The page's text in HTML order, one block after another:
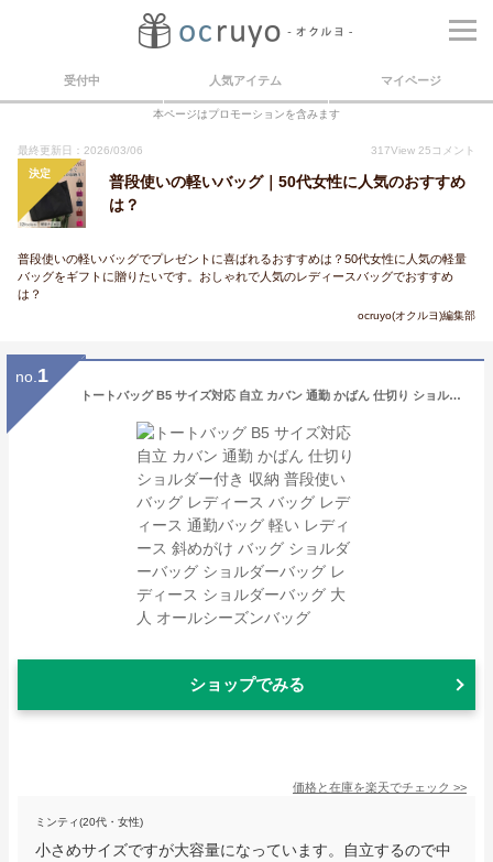
受付中 人気アイテム マイページ
本ページはプロモーションを含みます
最終更新日：2026/03/06 317View 25 コメント
決定
普段使いの軽いバッグ｜50代女性に人気のおすすめ
は？
普段使いの軽いバッグでプレゼントに喜ばれるおすすめは？50代女性に人気の軽量
バッグをギフトに贈りたいです。おしゃれで人気のレディースバッグでおすすめ
は？
ocruyo(オクルヨ)編集部
no. 1
トートバッグ B5 サイズ対応 自立 カバン 通勤 かばん 仕切り ショルダー付き 収納 普段使いバッグ レディース バッグ レディース 通勤バッグ 軽い レディース 斜めがけ バッグ ショルダーバッグ ショルダーバッグ レディース ショルダーバッグ 大人 オールシーズンバッグ
ショップでみる
価格と在庫を楽天でチェック >>
ミンティ(20代・女性)
小さめサイズですが大容量になっています。自立するので中